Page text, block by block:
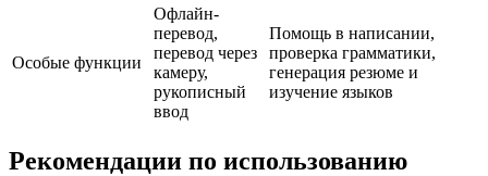
Особые функции
Офлайн-
перевод,
перевод через
камеру,
рукописный
ввод
Помощь в написании,
проверка грамматики,
генерация резюме и
изучение языков
Рекомендации по использованию